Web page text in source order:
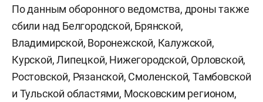
По данным оборонного ведомства, дроны также
сбили над Белгородской, Брянской,
Владимирской, Воронежской, Калужской,
Курской, Липецкой, Нижегородской, Орловской,
Ростовской, Рязанской, Смоленской, Тамбовской
и Тульской областями, Московским регионом,